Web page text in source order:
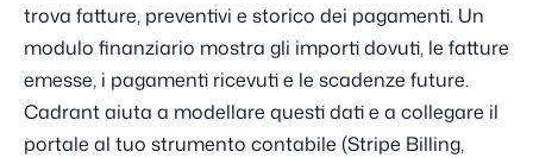
trova fatture, preventivi e storico dei pagamenti. Un
modulo finanziario mostra gli importi dovuti, le fatture
emesse, i pagamenti ricevuti e le scadenze future.
Cadrant aiuta a modellare questi dati e a collegare il
portale al tuo strumento contabile (Stripe Billing,